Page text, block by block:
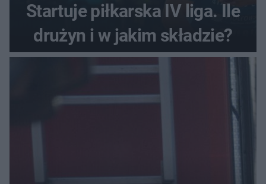
Startuje piłkarska IV liga. Ile
drużyn i w jakim składzie?